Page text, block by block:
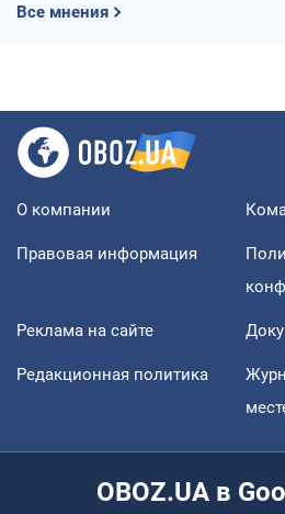
Все мнения
О компании
Правовая информация
Реклама на сайте
Редакционная политика
OBOZ.UA в